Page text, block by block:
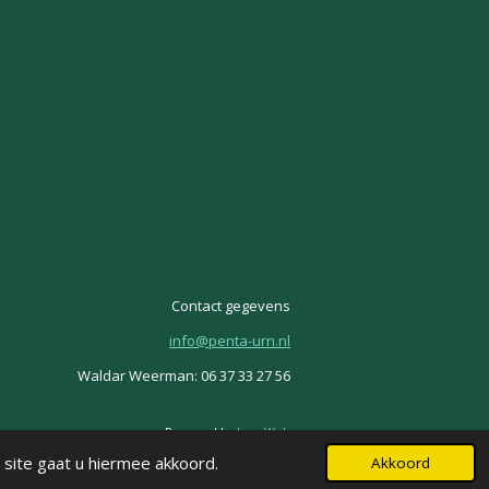
gaat u hiermee akkoord. Akkoord
Contact gegevens
info@penta-urn.nl
Waldar Weerman: 06 37 33 27 56
Powered byJouwWeb